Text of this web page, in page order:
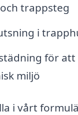
trappsteg
i
för
miljö
i vårt